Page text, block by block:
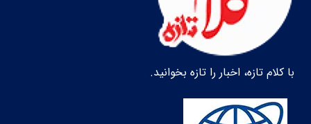
با کلام تازه، اخبار را تازه بخوانید.